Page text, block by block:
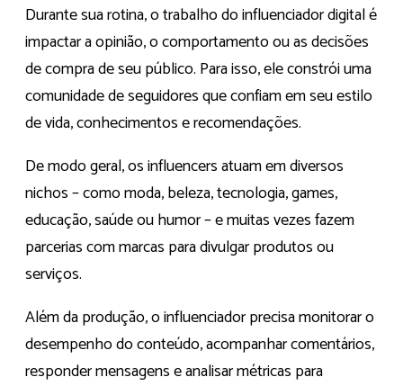
Durante sua rotina, o trabalho do influenciador digital é
impactar a opinião, o comportamento ou as decisões
de compra de seu público. Para isso, ele constrói uma
comunidade de seguidores que confiam em seu estilo
de vida, conhecimentos e recomendações.
De modo geral, os influencers atuam em diversos
nichos – como moda, beleza, tecnologia, games,
educação, saúde ou humor – e muitas vezes fazem
parcerias com marcas para divulgar produtos ou
serviços.
Além da produção, o influenciador precisa monitorar o
desempenho do conteúdo, acompanhar comentários,
responder mensagens e analisar métricas para